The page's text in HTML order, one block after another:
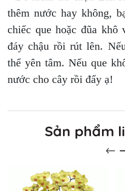
thêm nước hay không,
chiếc que hoặc đũa khô
đáy chậu rồi rút lên.
thể yên tâm. Nếu que
nước cho cây rồi đấy ạ!
Sản phẩm